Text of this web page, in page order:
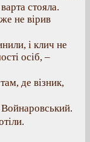
стояла.
не вірив
і клич не
осіб, –
де візник,